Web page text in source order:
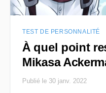
TEST DE PERSONNALITÉ
À quel point
Mikasa
Publié le 30 janv. 2022